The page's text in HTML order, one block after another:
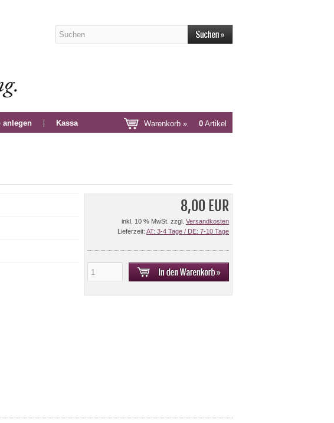
anlegen Kassa Warenkorb » 0 Artikel
8,00 EUR
inkl. 10 % MwSt. zzgl. Versandkosten
Lieferzeit: AT: 3-4 Tage / DE: 7-10 Tage